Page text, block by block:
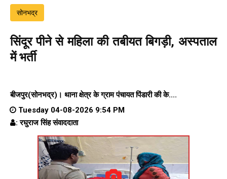
सोनभद्र
सिंदूर पीने से महिला की तबीयत बिगड़ी, अस्पताल
में भर्ती
बीजपुर(सोनभद्र)। थाना क्षेत्र केग्राम पंचायत पिंडारीकी के....
Tuesday 04-08-2026 9:54 PM
: रघुराज सिंह संवाददाता